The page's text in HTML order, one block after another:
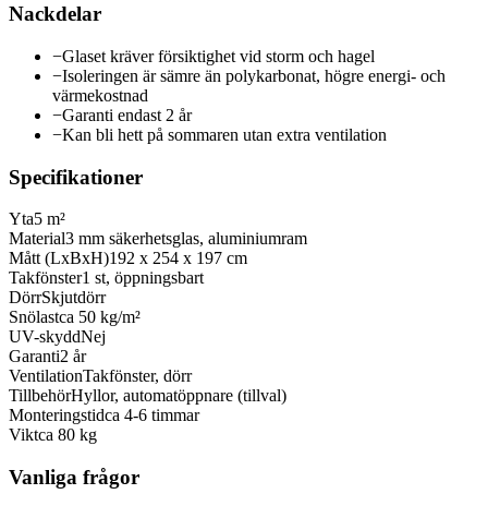
Nackdelar
−Glaset kräver försiktighet vid storm och hagel
−Isoleringen är sämre än polykarbonat, högre energi- och
värmekostnad
−Garanti endast 2 år
−Kan bli hett på sommaren utan extra ventilation
Specifikationer
Yta5 m²
Material3 mm säkerhetsglas, aluminiumram
Mått (LxBxH)192 x 254 x 197 cm
Takfönster1 st, öppningsbart
DörrSkjutdörr
Snölastca 50 kg/m²
UV-skyddNej
Garanti2 år
VentilationTakfönster, dörr
TillbehörHyllor, automatöppnare (tillval)
Monteringstidca 4-6 timmar
Viktca 80 kg
Vanliga frågor